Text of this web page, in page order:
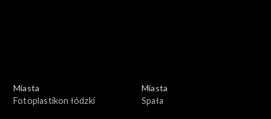
Miasta
Fotoplastikon łódzki
Miasta
Spała